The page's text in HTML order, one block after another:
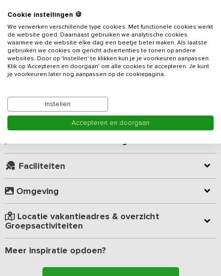
Beschrijving
Gelegen in een bosrijke omgeving vind je dit luxe vakantieadres
voor 24 personen met 12 slaapkamers en 12 badkamers. De
gezellig en sfeervol ingerichte woonkamer heeft een zithoek met
banken en een eethoek met lange eettafels voor de
gezamenlijke maaltijden. Vanuit de woonkamer kom je via
gemakken voorzien zoals vaatwasser, oven, magnetron, groot
fornuis, diepvries en grote koelkasten.
De 12 slaapkamers zijn allemaal op de eerste verdieping gelegen.
te overnachten. Alle kamers zijn voorzien van twee comfortabele
eenpersoons boxsprings, een zitje met televisie en een ruime
badkamer.
De accommodatie is gelegen op een recreatiepark met enkele
andere vakantiehuizen. Je kunt gebruik maken van voorzieningen
op het park zoals de buitenzwembaden, de speeltuin, twee
tennisbanen, het sportveld, het speelbos, de jeu de boulesbaan
Kamer indeling
Faciliteiten
Omgeving
Locatie vakantieadres & overzicht
Groepsactiviteiten
Meer inspiratie opdoen?
Cookie instellingen 🍪
We verwerken verschillende type cookies. Met functionele cookies werkt
de website goed. Daarnaast gebruiken we analytische cookies
waarmee we de website elke dag een beetje beter maken. Als laatste
gebruiken we cookies om gericht advertenties te tonen op andere
websites. Door op 'Instellen' te klikken kun je je voorkeuren aanpassen.
Klik op 'Accepteren en doorgaan' om alle cookies te accepteren. Je kunt
je voorkeuren later nog aanpassen op de cookiepagina.
Instellen
Accepteren en doorgaan